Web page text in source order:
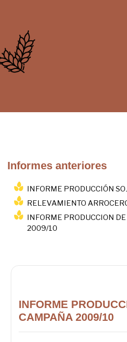
Informes anteriores
INFORME PRODUCCIÓN
RELEVAMIENTO
INFORME PRODUCCION
2009/10
INFORME
CAMPAÑA 2009/10